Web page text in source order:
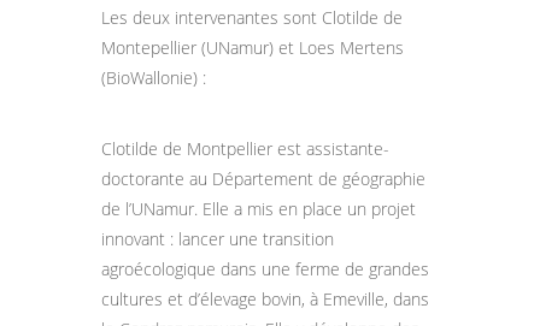
Les deux intervenantes sont Clotilde de
Montepellier (UNamur) et Loes Mertens
(BioWallonie) :
Clotilde de Montpellier est assistante-
doctorante au Département de géographie
de l’UNamur. Elle a mis en place un projet
innovant : lancer une transition
agroécologique dans une ferme de grandes
cultures et d’élevage bovin, à Emeville, dans